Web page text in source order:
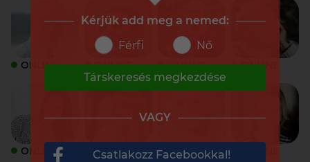
ONLINE ONLINE ONLINE ONLINE
ONLINE ONLINE ONLINE
Kérjük add meg a nemed:
Férfi
Nő
Társkeresés megkezdése
VAGY
Csatlakozz Facebookkal!